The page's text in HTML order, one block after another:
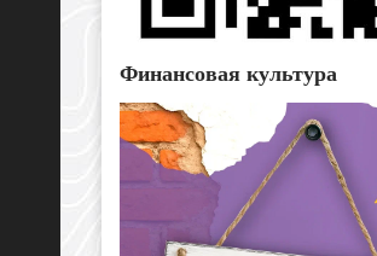
Финансовая культура